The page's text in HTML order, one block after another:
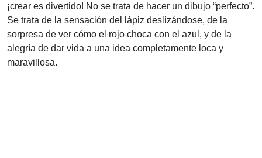
¡crear es divertido! No se trata de hacer un dibujo “perfecto”.
Se trata de la sensación del lápiz deslizándose, de la
sorpresa de ver cómo el rojo choca con el azul, y de la
alegría de dar vida a una idea completamente loca y
maravillosa.